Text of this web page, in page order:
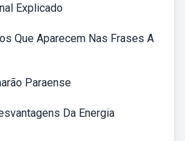
Explicado
Que Aparecem Nas Frases A
Paraense
Da Energia